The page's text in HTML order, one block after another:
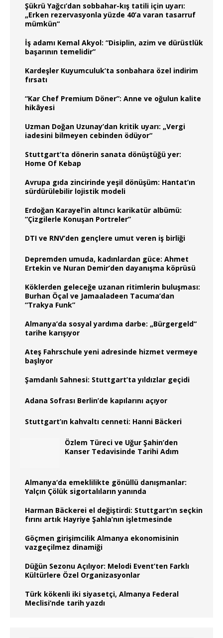
Şükrü Yağcı’dan sobbahar-kış tatili için uyarı:
„Erken rezervasyonla yüzde 40’a varan tasarruf
mümkün“
İş adamı Kemal Akyol: “Disiplin, azim ve dürüstlük
başarının temelidir”
Kardeşler Kuyumculuk’ta sonbahara özel indirim
fırsatı
“Kar Chef Premium Döner”: Anne ve oğulun kalite
hikâyesi
Uzman Doğan Uzunay’dan kritik uyarı: „Vergi
iadesini bilmeyen cebinden ödüyor“
Stuttgart’ta dönerin sanata dönüştüğü yer:
Home Of Kebap
Avrupa gıda zincirinde yeşil dönüşüm: Hantat’ın
sürdürülebilir lojistik modeli
Erdoğan Karayel’in altıncı karikatür albümü:
“Çizgilerle Konuşan Portreler”
DTI ve RNV’den gençlere umut veren iş birliği
Depremden umuda, kadınlardan güce: Ahmet
Ertekin ve Nuran Demir’den dayanışma köprüsü
Köklerden geleceğe uzanan ritimlerin buluşması:
Burhan Öçal ve Jamaaladeen Tacuma’dan
“Trakya Funk”
Almanya’da sosyal yardıma darbe: „Bürgergeld“
tarihe karışıyor
Ateş Fahrschule yeni adresinde hizmet vermeye
başlıyor
Şamdanlı Sahnesi: Stuttgart’ta yıldızlar geçidi
Adana Sofrası Berlin’de kapılarını açıyor
Stuttgart’ın kahvaltı cenneti: Hanni Bäckeri
Özlem Türeci ve Uğur Şahin’den
Kanser Tedavisinde Tarihi Adım
Almanya‘da emeklilikte gönüllü danışmanlar:
Yalçın Çölük sigortalıların yanında
Harman Bäckerei el değiştirdi: Stuttgart’ın seçkin
fırını artık Hayriye Şahla’nın işletmesinde
Göçmen girişimcilik Almanya ekonomisinin
vazgeçilmez dinamiği
Düğün Sezonu Açılıyor: Melodi Event’ten Farklı
Kültürlere Özel Organizasyonlar
Türk kökenli iki siyasetçi, Almanya Federal
Meclisi’nde tarih yazdı